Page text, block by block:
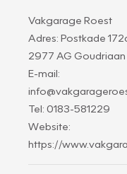
Vakgarage Roest
Adres: Postkade
2977 AG Goudriaan
E-mail:
Tel: 0183-581229
Website:
https://